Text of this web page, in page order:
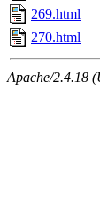
269.html
270.html
Apache/2.4.18